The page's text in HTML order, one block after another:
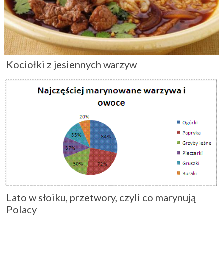
Kociołki z jesiennych warzyw
Lato w słoiku, przetwory, czyli co marynują
Polacy